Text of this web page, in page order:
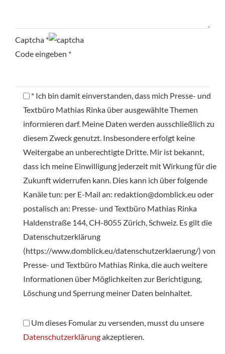
Captcha *
Code eingeben *
* Ich bin damit einverstanden, dass mich Presse- und
Textbüro Mathias Rinka über ausgewählte Themen
informieren darf. Meine Daten werden ausschließlich zu
diesem Zweck genutzt. Insbesondere erfolgt keine
Weitergabe an unberechtigte Dritte. Mir ist bekannt,
dass ich meine Einwilligung jederzeit mit Wirkung für die
Zukunft widerrufen kann. Dies kann ich über folgende
Kanäle tun: per E-Mail an: redaktion@domblick.eu oder
postalisch an: Presse- und Textbüro Mathias Rinka
Haldenstraße 144, CH-8055 Zürich, Schweiz. Es gilt die
Datenschutzerklärung
(https://www.domblick.eu/datenschutzerklaerung/) von
Presse- und Textbüro Mathias Rinka, die auch weitere
Informationen über Möglichkeiten zur Berichtigung,
Löschung und Sperrung meiner Daten beinhaltet.
Um dieses Fomular zu versenden, musst du unsere
Datenschutzerklärungakzeptieren.